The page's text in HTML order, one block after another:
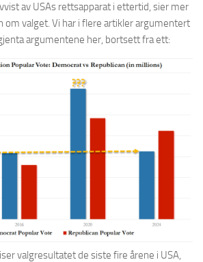
av USAs rettsapparat i ettertid, sier mer
om valget. Vi har i flere artikler argumentert
argumentene her, bortsett fra ett:
valgresultatet de siste fire årene i USA,